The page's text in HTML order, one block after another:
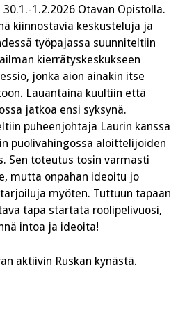
1.2.2026 Otavan Opistolla.
kiinnostavia keskusteluja ja
työpajassa suunniteltiin
kierrätyskeskukseen
jonka aion ainakin itse
Lauantaina kuultiin että
jatkoa ensi syksynä.
puheenjohtaja Laurin kanssa
puolivahingossa aloittelijoiden
Sen toteutus tosin varmasti
mutta onpahan ideoitu jo
myöten. Tuttuun tapaan
tapa startata roolipelivuosi,
intoa ja ideoita!
aktiivin Ruskan kynästä.